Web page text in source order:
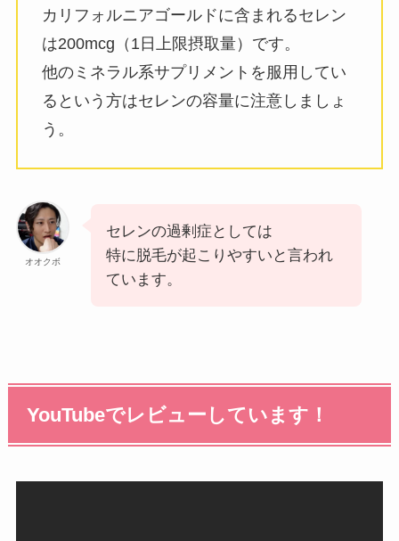
カリフォルニアゴールドに含まれるセレン
は200mcg（1日上限摂取量）です。
他のミネラル系サプリメントを服用してい
るという方はセレンの容量に注意しましょ
う。
オオクボ
セレンの過剰症としては
特に脱毛が起こりやすいと言われ
ています。
YouTubeでレビューしています！